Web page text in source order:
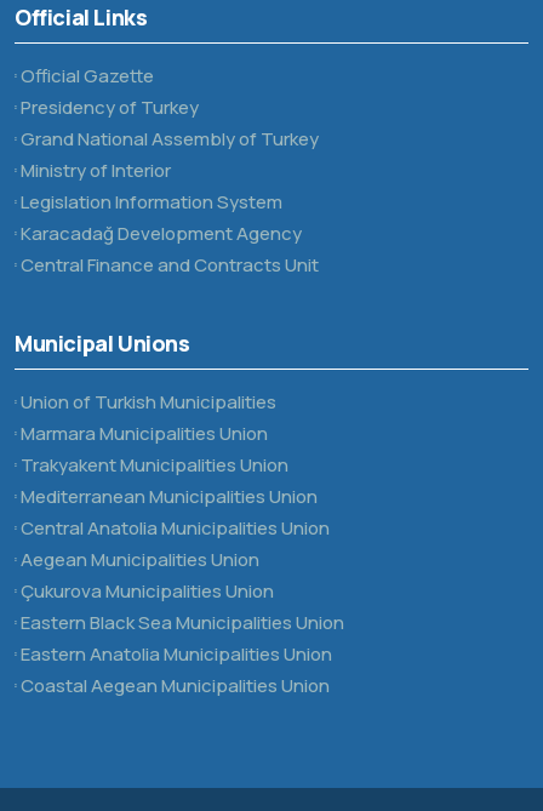
Official Links
Official Gazette
Presidency of Turkey
Grand National Assembly of Turkey
Ministry of Interior
Legislation Information System
Karacadağ Development Agency
Central Finance and Contracts Unit
Municipal Unions
Union of Turkish Municipalities
Marmara Municipalities Union
Trakyakent Municipalities Union
Mediterranean Municipalities Union
Central Anatolia Municipalities Union
Aegean Municipalities Union
Çukurova Municipalities Union
Eastern Black Sea Municipalities Union
Eastern Anatolia Municipalities Union
Coastal Aegean Municipalities Union